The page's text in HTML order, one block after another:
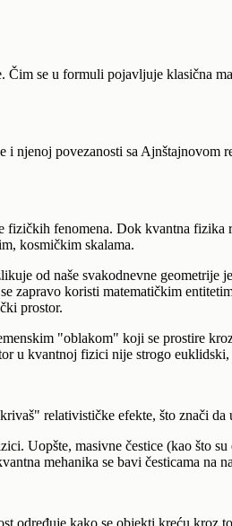
se u formuli pojavljuje klasična
povezanosti sa Ajnštajnovom
fenomena. Dok kvantna fizika
kosmičkim skalama.
od naše svakodnevne geometrije
zapravo koristi matematičkim
prostor.
"oblakom" koji se prostire
u kvantnoj fizici nije strogo
relativističke efekte, što znači
Uopšte, masivne čestice (kao što
mehanika se bavi česticama
određuje kako se objekti kreću kroz